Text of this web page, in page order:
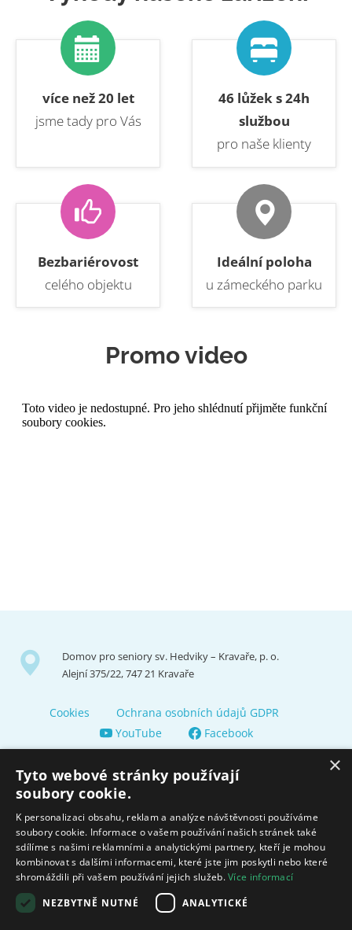
více než 20 let
jsme tady pro Vás
46 lůžek s 24h
službou
pro naše klienty
Bezbariérovost
celého objektu
Ideální poloha
u zámeckého parku
Promo video
Domov pro seniory sv. Hedviky – Kravaře, p. o.
Alejní 375/22, 747 21 Kravaře
Cookies
Ochrana osobních údajů GDPR
YouTube
Facebook
Zřizuje a finančně nás podporuje Město Kravaře
Moravskoslezský kraj poskytuje dotaci na zajištění sociálních
služeb.
×
Tyto webové stránky používají
soubory cookie.
K personalizaci obsahu, reklam a analýze návštěvnosti používáme
soubory cookie. Informace o vašem používání našich stránek také
sdílíme s našimi reklamními a analytickými partnery, kteří je mohou
kombinovat s dalšími informacemi, které jste jim poskytli nebo které
shromáždili při vašem používání jejich služeb.Více informací
NEZBYTNĚ NUTNÉ
ANALYTICKÉ